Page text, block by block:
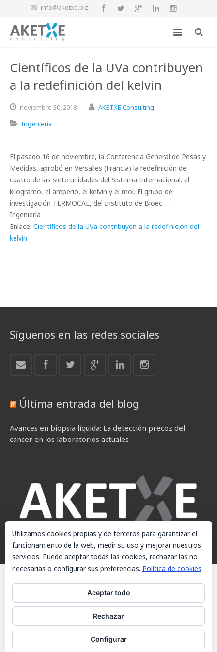
info@aketxe.biz
Científicos de la UVa contribuyen
a la redefinición del kelvin
noviembre 30, 2018
AKETXE Consulting
Ingeniería
El pasado 16 de noviembre, la Conferencia General de Pesas y
Medidas, aprobó en Versalles (Francia) la redefinición de
cuatro de las siete unidades del Sistema Internacional: el
kilogramo, el amperio, el kelvin y el mol. El grupo de
investigación TERMOCAL, del Instituto de Bioec …
Ingeniería
Enlace: Científicos de la UVa contribuyen a la redefinición del
kelvin
Síguenos en las redes sociales
Última entrada del blog
Avances en biopsia líquida: La detección precoz del
cáncer en los laboratorios actuales
© AKETXE Consulting, S.L. - Este sitio web utiliza cookies, consulte
nuestra Política de cookies.
Política de cookies
Contacto
Utilizamos cookies propias y de terceros para garantizar el
funcionamiento de la web, medir su uso y mejorar nuestros
servicios. Puede aceptar todas las cookies, rechazar las no
necesarias o configurar sus preferencias. Política de cookies
Aceptar todo
Rechazar
Configurar